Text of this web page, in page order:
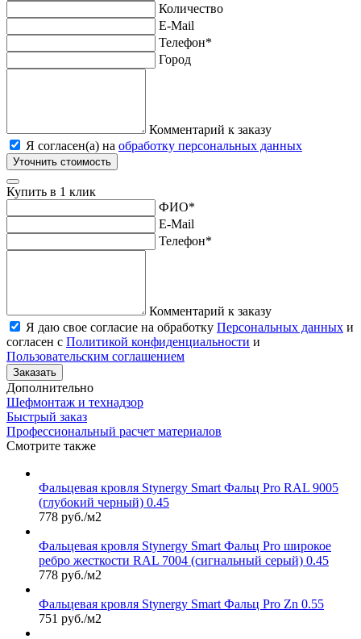
Количество
E-Mail
Телефон*
Город
Комментарий к заказу
Я согласен(а) на обработку персональных данных
Уточнить стоимость
Купить в 1 клик
ФИО*
E-Mail
Телефон*
Комментарий к заказу
Я даю свое согласие на обработку Персональных данных и
согласен с Политикой конфиденциальности и
Пользовательским соглашением
Заказать
Дополнительно
Шефмонтаж и технадзор
Быстрый заказ
Профессиональный расчет материалов
Смотрите также
Фальцевая кровля Stynergy Smart Фальц Pro RAL 9005
(глубокий черный) 0.45
778 руб./м2
Фальцевая кровля Stynergy Smart Фальц Pro широкое
ребро жесткости RAL 7004 (сигнальный серый) 0.45
778 руб./м2
Фальцевая кровля Stynergy Smart Фальц Pro Zn 0.55
751 руб./м2